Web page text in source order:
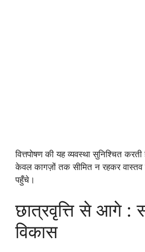
वित्तपोषण की यह व्यवस्था सुनिश्चित
केवल कागज़ों तक सीमित न रहकर वास्तव में
पहुँचे।
छात्रवृत्ति से आगे :
विकास